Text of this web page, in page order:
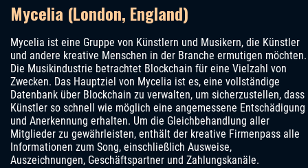
Mycelia (London, England)
Mycelia ist eine Gruppe von Künstlern und Musikern, die Künstler
und andere kreative Menschen in der Branche ermutigen möchten.
Die Musikindustrie betrachtet Blockchain für eine Vielzahl von
Zwecken. Das Hauptziel von Mycelia ist es, eine vollständige
Datenbank über Blockchain zu verwalten, um sicherzustellen, dass
Künstler so schnell wie möglich eine angemessene Entschädigung
und Anerkennung erhalten. Um die Gleichbehandlung aller
Mitglieder zu gewährleisten, enthält der kreative Firmenpass alle
Informationen zum Song, einschließlich Ausweise,
Auszeichnungen, Geschäftspartner und Zahlungskanäle.